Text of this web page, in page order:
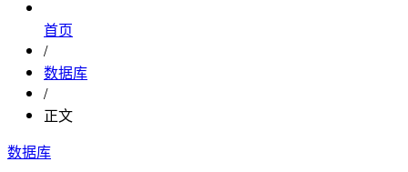
首页
/
数据库
/
正文
数据库